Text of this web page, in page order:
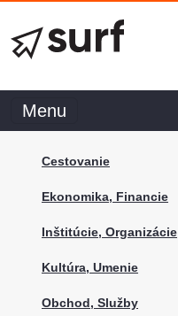
Menu
Cestovanie
Ekonomika, Financie
Inštitúcie, Organizácie
Kultúra, Umenie
Obchod, Služby